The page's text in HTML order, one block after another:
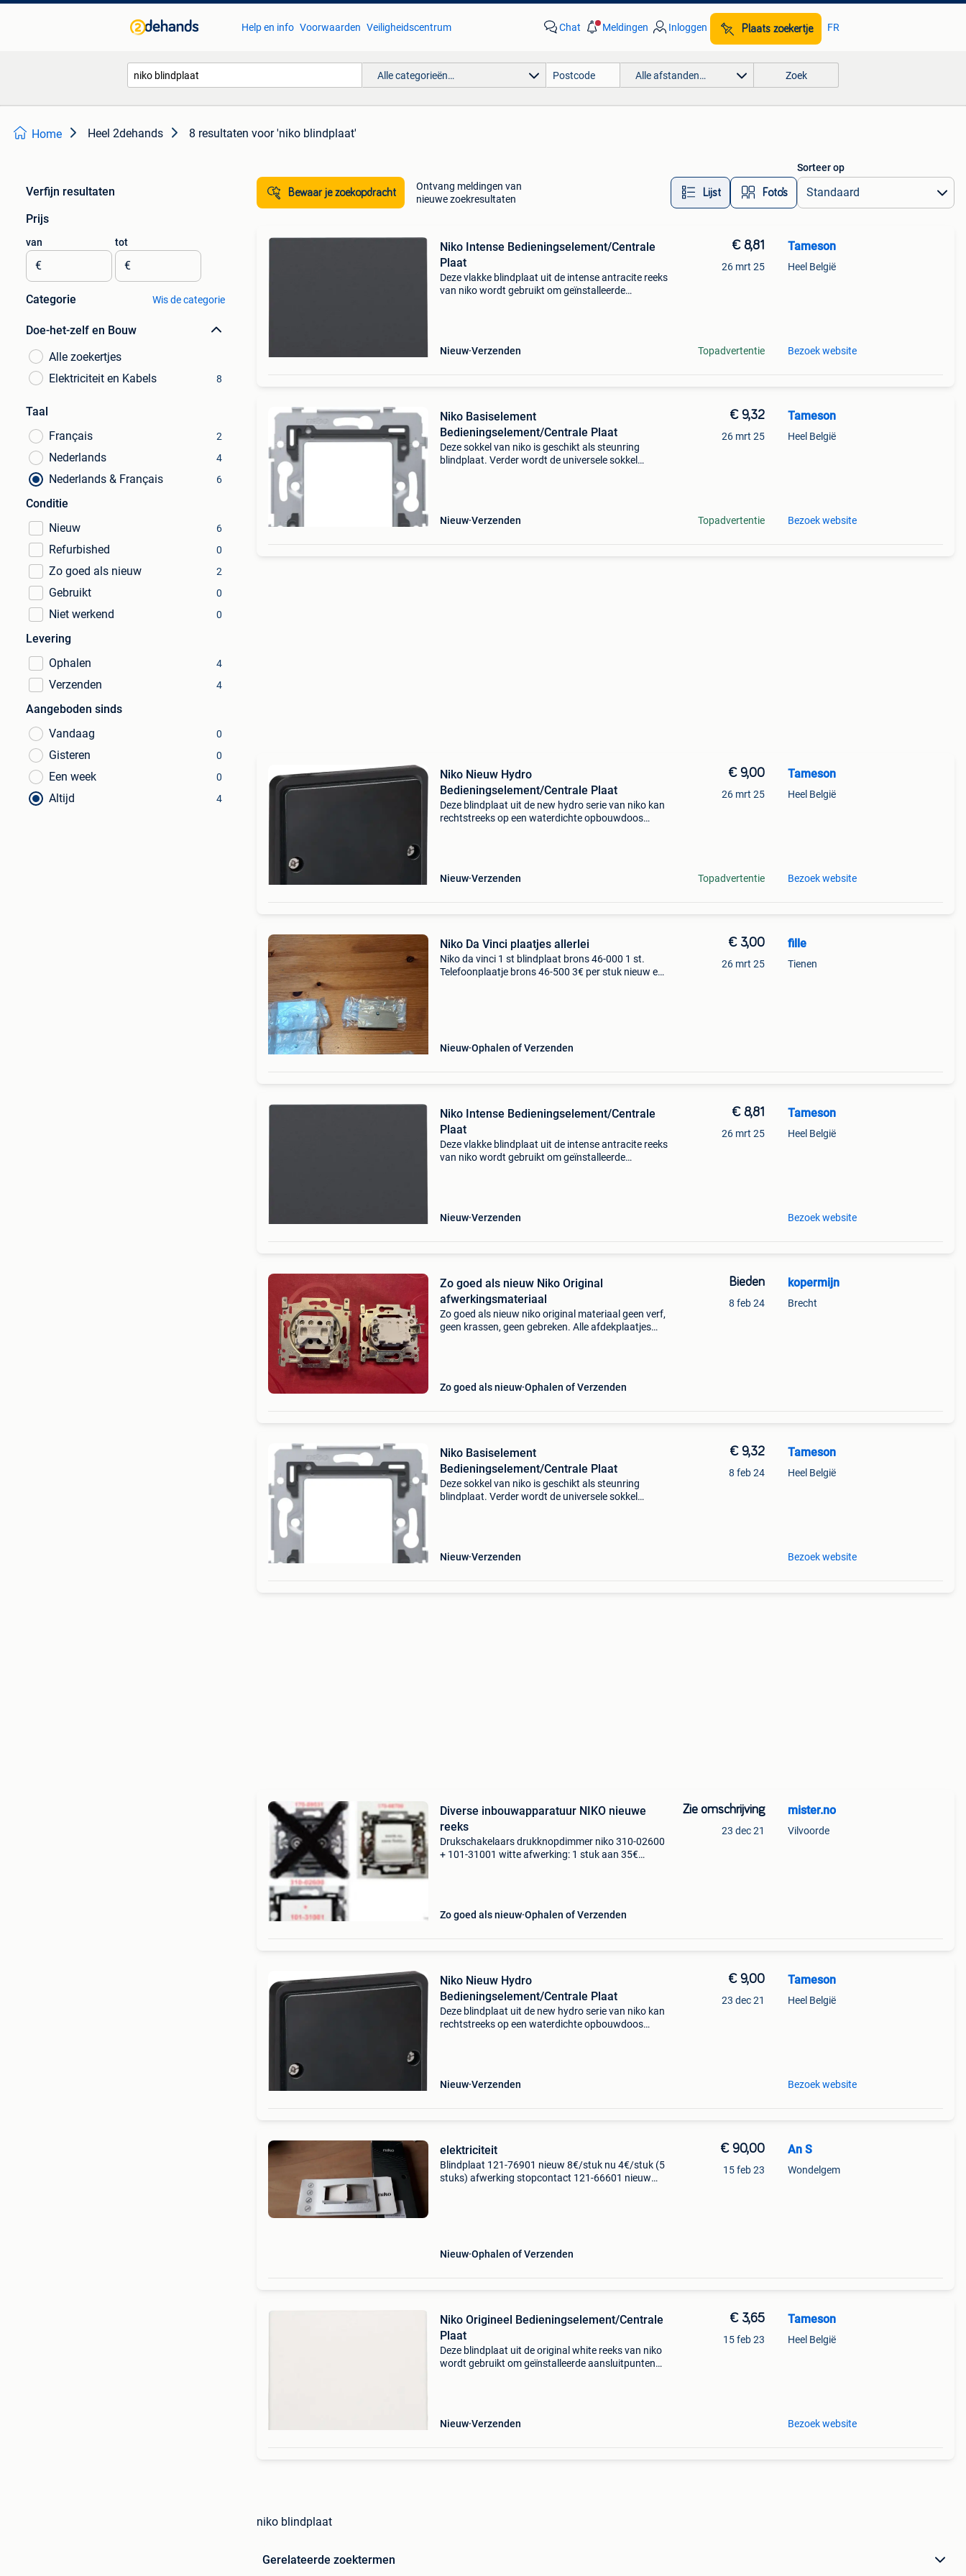
Help en info Voorwaarden Veiligheidscentrum Chat Meldingen Inloggen Plaats zoekertje FR
Alle categorieën… Alle afstanden… Zoek
Home Heel 2dehands 8 resultaten voor 'niko blindplaat'
Verfijn resultaten
Prijs
van
€
tot
€
Categorie Wis de categorie
Doe-het-zelf en Bouw
Alle zoekertjes
Elektriciteit en Kabels
8
Taal
Français
2
Nederlands 4
Nederlands & Français 6
Conditie
Nieuw
6
Refurbished 0
Zo goed als nieuw 2
Gebruikt 0
Niet werkend 0
Levering
Ophalen
4
Verzenden 4
Aangeboden sinds
Vandaag
0
Gisteren 0
Een week 0
Altijd 4
Bewaar je zoekopdracht
Ontvang meldingen van
nieuwe zoekresultaten
Lijst Foto’s
Sorteer op
Niko Intense Bedieningselement/Centrale
Plaat
Deze vlakke blindplaat uit de intense antracite reeks
van niko wordt gebruikt om geïnstalleerde
Nieuw Verzenden
€ 8,81
26 mrt 25
Topadvertentie
Tameson
Heel België
Bezoek website
Niko Basiselement
Bedieningselement/Centrale Plaat
Deze sokkel van niko is geschikt als steunring
blindplaat. Verder wordt de universele sokkel
Nieuw Verzenden
€ 9,32
26 mrt 25
Topadvertentie
Tameson
Heel België
Bezoek website
Niko Nieuw Hydro
Bedieningselement/Centrale Plaat
Deze blindplaat uit de new hydro serie van niko kan
rechtstreeks op een waterdichte opbouwdoos
Nieuw Verzenden
€ 9,00
26 mrt 25
Topadvertentie
Tameson
Heel België
Bezoek website
Niko Da Vinci plaatjes allerlei
Niko da vinci 1 st blindplaat brons 46-000 1 st.
Telefoonplaatje brons 46-500 3€ per stuk nieuw en
Nieuw Ophalen of Verzenden
€ 3,00
26 mrt 25
fille
Tienen
Niko Intense Bedieningselement/Centrale
Plaat
Deze vlakke blindplaat uit de intense antracite reeks
van niko wordt gebruikt om geïnstalleerde
Nieuw Verzenden
€ 8,81
26 mrt 25
Tameson
Heel België
Bezoek website
Zo goed als nieuw Niko Original
afwerkingsmateriaal
Zo goed als nieuw niko original materiaal geen verf,
geen krassen, geen gebreken. Alle afdekplaatjes
Zo goed als nieuw Ophalen of Verzenden
Bieden
8 feb 24
kopermijn
Brecht
Niko Basiselement
Bedieningselement/Centrale Plaat
Deze sokkel van niko is geschikt als steunring
blindplaat. Verder wordt de universele sokkel
Nieuw Verzenden
€ 9,32
8 feb 24
Tameson
Heel België
Bezoek website
Diverse inbouwapparatuur NIKO nieuwe
reeks
Drukschakelaars drukknopdimmer niko 310-02600
+ 101-31001 witte afwerking: 1 stuk aan 35€
Zo goed als nieuw Ophalen of Verzenden
Zie omschrijving
23 dec 21
mister.no
Vilvoorde
Niko Nieuw Hydro
Bedieningselement/Centrale Plaat
Deze blindplaat uit de new hydro serie van niko kan
rechtstreeks op een waterdichte opbouwdoos
Nieuw Verzenden
€ 9,00
23 dec 21
Tameson
Heel België
Bezoek website
elektriciteit
Blindplaat 121-76901 nieuw 8€/stuk nu 4€/stuk (5
stuks) afwerking stopcontact 121-66601 nieuw
Nieuw Ophalen of Verzenden
€ 90,00
15 feb 23
An S
Wondelgem
Niko Origineel Bedieningselement/Centrale
Plaat
Deze blindplaat uit de original white reeks van niko
wordt gebruikt om geïnstalleerde aansluitpunten
Nieuw Verzenden
€ 3,65
15 feb 23
Tameson
Heel België
Bezoek website
niko blindplaat
Gerelateerde zoektermen